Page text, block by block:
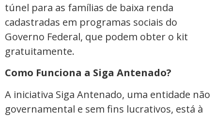
túnel para as famílias de baixa renda
cadastradas em programas sociais do
Governo Federal, que podem obter o kit
gratuitamente.
Como Funciona a Siga Antenado?
A iniciativa Siga Antenado, uma entidade não
governamental e sem fins lucrativos, está à